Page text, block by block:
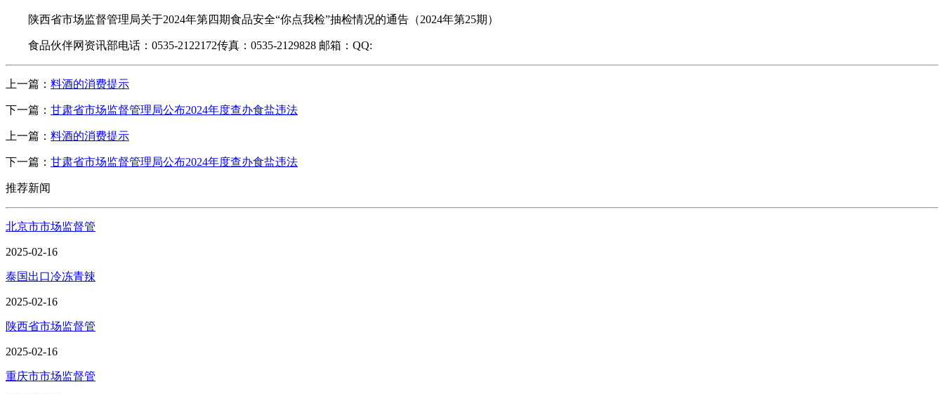
陕西省市场监督管理局关于2024年第四期食品安全“你点我检”抽检情况的通告（2024年第25期）
食品伙伴网资讯部电话：0535-2122172传真：0535-2129828 邮箱：QQ:
上一篇： 料酒的消费提示
下一篇： 甘肃省市场监督管理局公布2024年度查办食盐违法
上一篇： 料酒的消费提示
下一篇： 甘肃省市场监督管理局公布2024年度查办食盐违法
推荐新闻
北京市市场监督管
2025-02-16
泰国出口冷冻青辣
2025-02-16
陕西省市场监督管
2025-02-16
重庆市市场监督管